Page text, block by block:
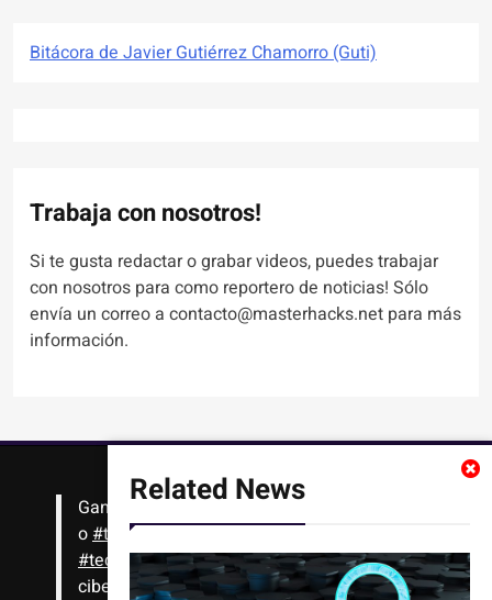
Related News
Bitácora de Javier Gutiérrez Chamorro (Guti)
Trabaja con nosotros!
Si te gusta redactar o grabar videos, puedes trabajar
con nosotros para como reportero de noticias! Sólo
envía un correo a contacto@masterhacks.net para más
información.
Gana #Bitcoinsolo con leer artículos, noticias
o #tutorialesinteresantes de ciencia,
#tecnología,#criptomonedas, seguridad
cibernética y más!! Sólo tienes que registrarte